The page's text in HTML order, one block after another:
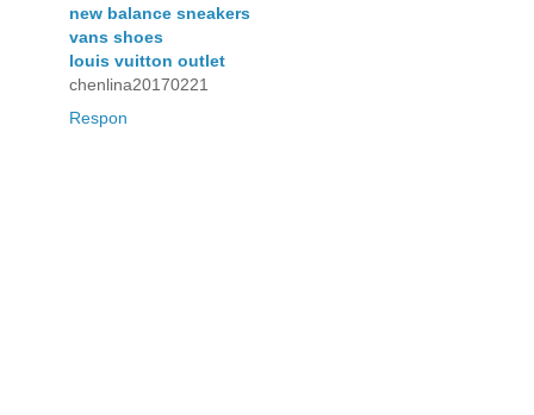
new balance sneakers
vans shoes
louis vuitton outlet
chenlina20170221
Respon